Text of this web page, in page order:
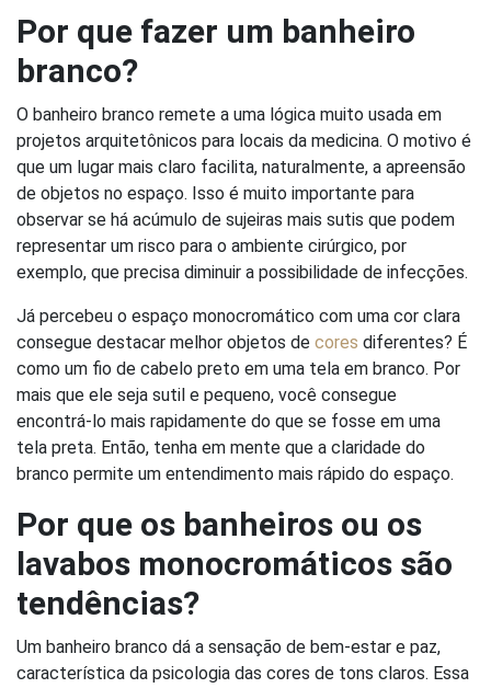
Por que fazer um banheiro
branco?
O banheiro branco remete a uma lógica muito usada em
projetos arquitetônicos para locais da medicina. O motivo é
que um lugar mais claro facilita, naturalmente, a apreensão
de objetos no espaço. Isso é muito importante para
observar se há acúmulo de sujeiras mais sutis que podem
representar um risco para o ambiente cirúrgico, por
exemplo, que precisa diminuir a possibilidade de infecções.
Já percebeu o espaço monocromático com uma cor clara
consegue destacar melhor objetos de cores diferentes? É
como um fio de cabelo preto em uma tela em branco. Por
mais que ele seja sutil e pequeno, você consegue
encontrá-lo mais rapidamente do que se fosse em uma
tela preta. Então, tenha em mente que a claridade do
branco permite um entendimento mais rápido do espaço.
Por que os banheiros ou os
lavabos monocromáticos são
tendências?
Um banheiro branco dá a sensação de bem-estar e paz,
característica da psicologia das cores de tons claros. Essa